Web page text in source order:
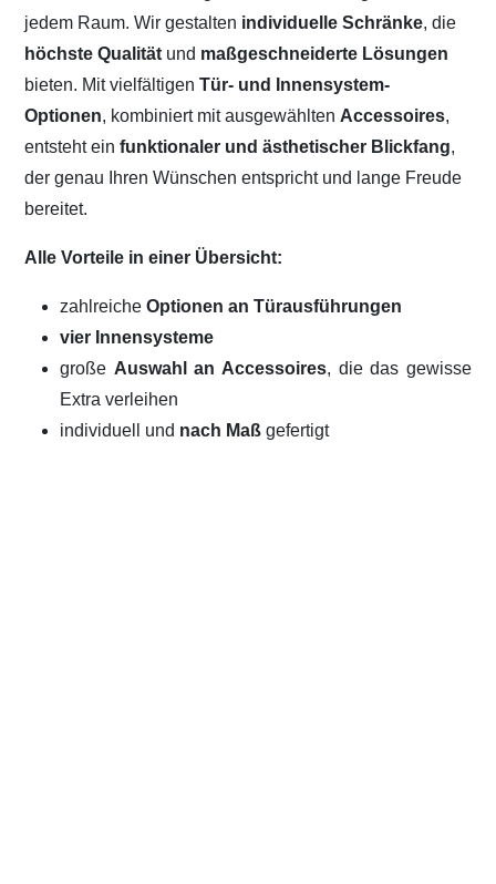
jedem Raum. Wir gestalten individuelle Schränke, die
höchste Qualität und maßgeschneiderte Lösungen
bieten. Mit vielfältigenTür- und Innensystem-
Optionen, kombiniert mit ausgewählten Accessoires,
entsteht einfunktionaler und ästhetischer Blickfang,
der genau Ihren Wünschen entspricht und lange Freude
bereitet.
Alle Vorteile in einer Übersicht:
zahlreicheOptionen an Türausführungen
vier Innensysteme
große Auswahl an Accessoires, die das gewisse
Extra verleihen
individuell und nach Maßgefertigt